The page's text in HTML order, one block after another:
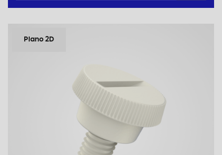
Plano 2D